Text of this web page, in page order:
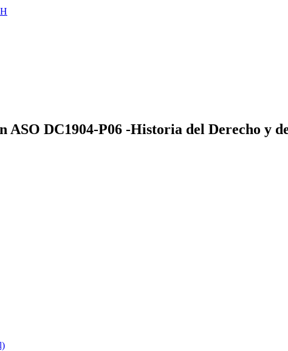
DC1904-P06 -Historia del Derecho y